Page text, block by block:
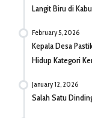
Langit Biru di
February 5, 2026
Kepala Desa
Hidup Kategori
January 12, 2026
Salah Satu